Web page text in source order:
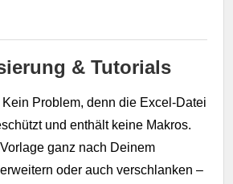
& Tutorials
Problem, denn die Excel-Datei
und enthält keine Makros.
ganz nach Deinem
oder auch verschlanken –